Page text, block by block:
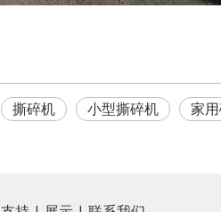
撕碎机 小型撕碎机 家